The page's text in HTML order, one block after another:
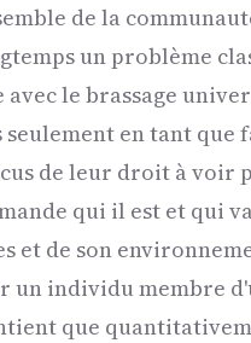
de la
un problème
le brassage
en tant
de leur droit à
qui il est et qui
et de son
un individu membre
que